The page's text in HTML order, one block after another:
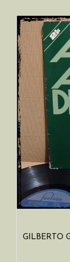
GILBERTO